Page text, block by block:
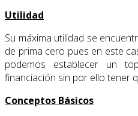
Utilidad
Su máxima utilidad se
de prima cero pues en este
podemos establecer un
financiación sin por ello tener
Conceptos Básicos